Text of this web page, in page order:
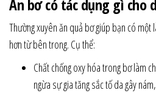
Ăn bơ có tác dụng gì cho
Thường xuyên ăn quả bơ giúp bạn có một
hơn từ bên trong. Cụ thể:
Chất chống oxy hóa trong bơ làm
ngừa sự gia tăng sắc tố da gây